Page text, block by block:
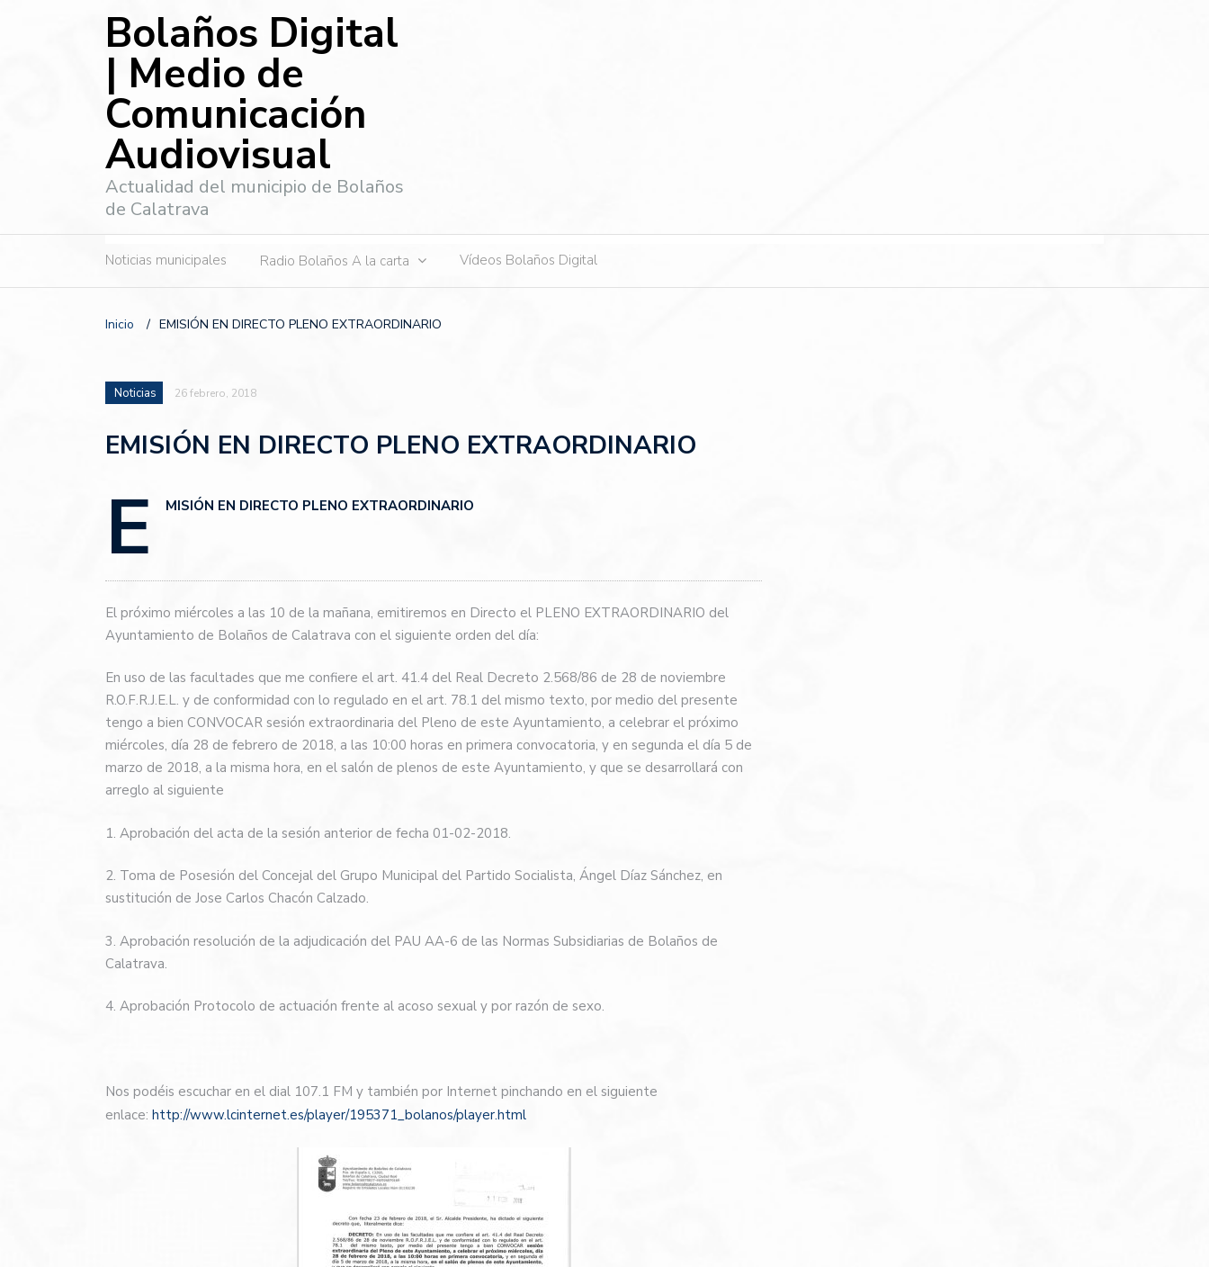
Bolaños Digital
| Medio de
Comunicación
Audiovisual
Actualidad del municipio de Bolaños
de Calatrava
Noticias municipales Radio Bolaños A la carta Vídeos Bolaños Digital
Inicio / EMISIÓN EN DIRECTO PLENO EXTRAORDINARIO
Noticias 26 febrero, 2018
EMISIÓN EN DIRECTO PLENO EXTRAORDINARIO
E MISIÓN EN DIRECTO PLENO EXTRAORDINARIO
El próximo miércoles a las 10 de la mañana, emitiremos en Directo el PLENO EXTRAORDINARIO del
Ayuntamiento de Bolaños de Calatrava con el siguiente orden del día:
En uso de las facultades que me confiere el art. 41.4 del Real Decreto 2.568/86 de 28 de noviembre
R.O.F.R.J.E.L. y de conformidad con lo regulado en el art. 78.1 del mismo texto, por medio del presente
tengo a bien CONVOCAR sesión extraordinaria del Pleno de este Ayuntamiento, a celebrar el próximo
miércoles, día 28 de febrero de 2018, a las 10:00 horas en primera convocatoria, y en segunda el día 5 de
marzo de 2018, a la misma hora, en el salón de plenos de este Ayuntamiento, y que se desarrollará con
arreglo al siguiente
1. Aprobación del acta de la sesión anterior de fecha 01-02-2018.
2. Toma de Posesión del Concejal del Grupo Municipal del Partido Socialista, Ángel Díaz Sánchez, en
sustitución de Jose Carlos Chacón Calzado.
3. Aprobación resolución de la adjudicación del PAU AA-6 de las Normas Subsidiarias de Bolaños de
Calatrava.
4. Aprobación Protocolo de actuación frente al acoso sexual y por razón de sexo.
Nos podéis escuchar en el dial 107.1 FM y también por Internet pinchando en el siguiente
enlace: http://www.lcinternet.es/player/195371_bolanos/player.html